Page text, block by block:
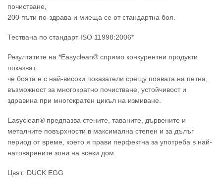
почистване,
200 пъти по-здрава и миеща се от стандартна боя.
Тествана по стандарт ISO 11998:2006*
Резултатите на *Easyclean® спрямо конкурентни продукти
показват,
че боята е с най-високи показатели срещу появата на петна,
възможност за многократно почистване, устойчивост и
здравина при многократен цикъл на измиване.
Easyclean® предпазва стените, таваните, дървените и
металните повърхности в максимална степен и за дълъг
период от време, което я прави перфектна за употреба в най-
натоварените зони на всеки дом.
Цвят: DUCK EGG